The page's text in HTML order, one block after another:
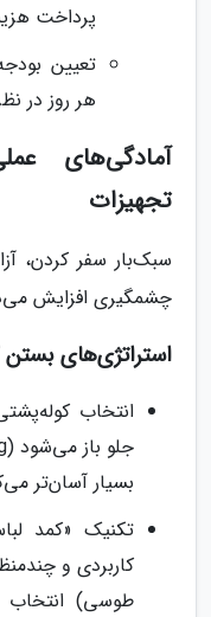
پرداخت
تعیین
هر روز در
آمادگی‌های
تجهیزات
سبک‌بار سفر کردن،
چشمگیری افزایش
استراتژی‌های
انتخاب
بسیار آسان‌تر
تکنیک «کمد
کاربردی و
طوسی) انتخاب